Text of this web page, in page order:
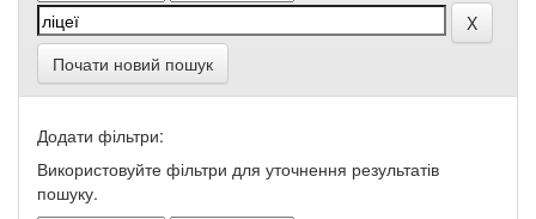
Почати новий пошук
Додати фільтри:
Використовуйте фільтри для уточнення результатів
пошуку.